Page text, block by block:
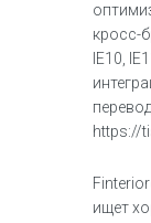
кросс-
IE10,
https://
ищет